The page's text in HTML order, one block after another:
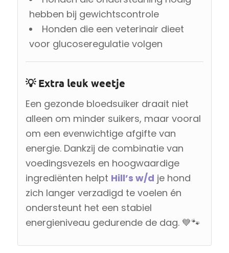
hebben bij gewichtscontrole
Honden die een veterinair dieet
voor glucoseregulatie volgen
💡 Extra leuk weetje
Een gezonde bloedsuiker draait niet
alleen om minder suikers, maar vooral
om een evenwichtige afgifte van
energie. Dankzij de combinatie van
voedingsvezels en hoogwaardige
ingrediënten helpt Hill’s w/d je hond
zich langer verzadigd te voelen én
ondersteunt het een stabiel
energieniveau gedurende de dag. 💙🐾